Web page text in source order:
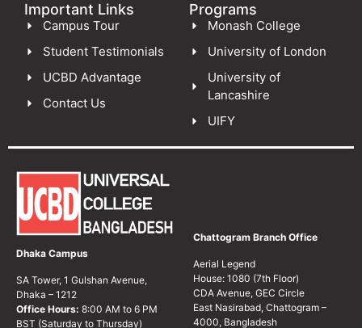
Important Links
Campus Tour
Student Testimonials
UCBD Advantage
Contact Us
Programs
Monash College
University of London
University of
Lancashire
UIFY
Dhaka Campus
SA Tower, 1 Gulshan Avenue,
Dhaka – 1212
Office Hours: 8:00 AM to 6 PM
BST (Saturday to Thursday)
Chattogram Branch Office
Aerial Legend
House: 1080 (7th Floor)
CDA Avenue, GEC Circle
East Nasirabad, Chattogram –
4000, Bangladesh